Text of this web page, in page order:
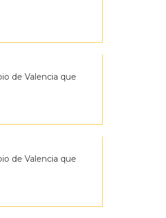
de Valencia que
de Valencia que